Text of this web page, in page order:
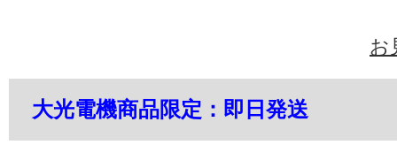
お
大光電機商品限定：即日発送